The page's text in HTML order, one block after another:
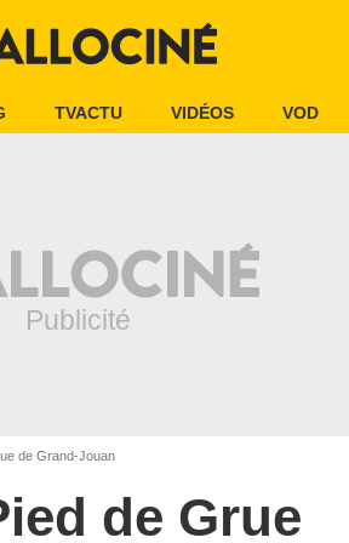
TVACTU VIDÉOS VOD
de Grand-Jouan
de Grue